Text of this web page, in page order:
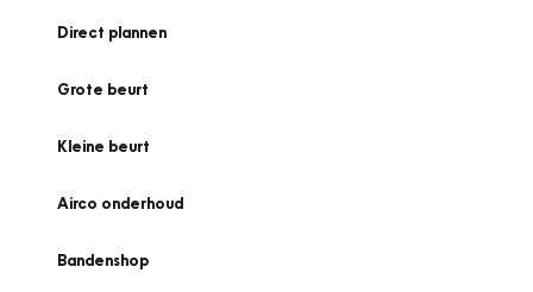
Direct plannen
Grote beurt
Kleine beurt
Airco onderhoud
Bandenshop